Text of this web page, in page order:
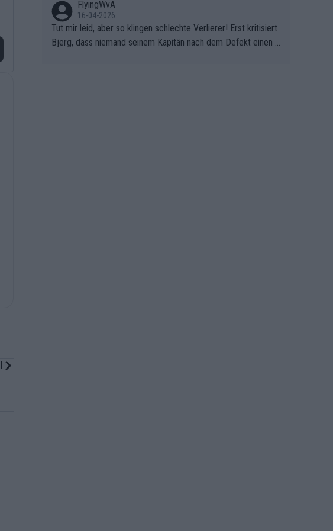
FlyingWvA
16-04-2026
Tut mir leid, aber so klingen schlechte Verlierer! Erst kritisiert
Bjerg, dass niemand seinem Kapitän nach dem Defekt einen r